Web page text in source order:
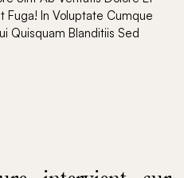
Fuga! In Voluptate Cumque
Quisquam Blanditiis Sed